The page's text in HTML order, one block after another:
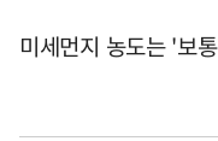
미세먼지 농도는 '보